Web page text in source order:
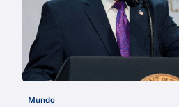
Mundo